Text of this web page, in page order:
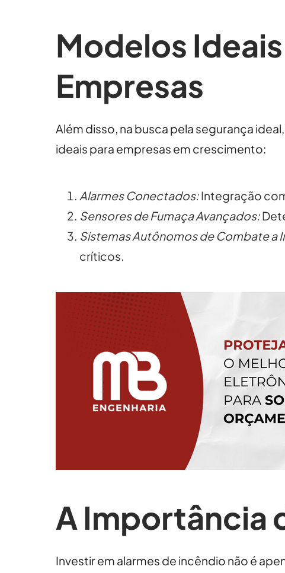
Modelos
Empresas
Além disso, na busca pela segurança
ideais para empresas em crescimento:
Alarmes Conectados:Integração
Sensores de Fumaça Avançados:
Sistemas Autônomos de Combate a
críticos.
A Importância
Investir em alarmes de incêndio não é